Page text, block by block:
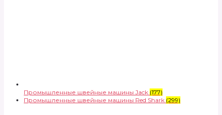
Промышленные швейные машины Jack (177)
Промышленные швейные машины Red Shark (299)